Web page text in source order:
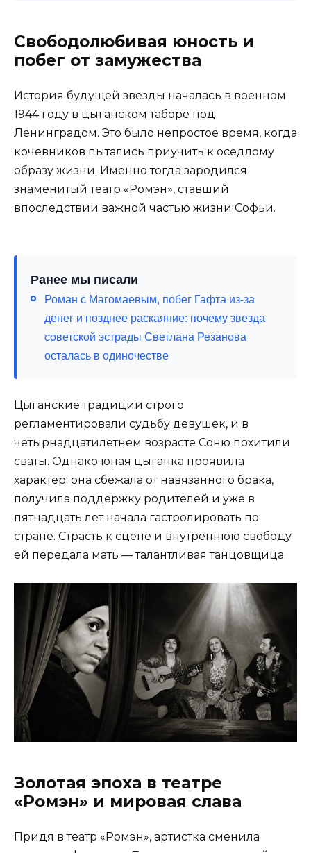
Свободолюбивая юность и
побег от замужества
История будущей звезды началась в военном
1944 году в цыганском таборе под
Ленинградом. Это было непростое время, когда
кочевников пытались приучить к оседлому
образу жизни. Именно тогда зародился
знаменитый театр «Ромэн», ставший
впоследствии важной частью жизни Софьи.
Ранее мы писали
Роман с Магомаевым, побег Гафта из-за
денег и позднее раскаяние: почему звезда
советской эстрады Светлана Резанова
осталась в одиночестве
Цыганские традиции строго
регламентировали судьбу девушек, и в
четырнадцатилетнем возрасте Соню похитили
сваты. Однако юная цыганка проявила
характер: она сбежала от навязанного брака,
получила поддержку родителей и уже в
пятнадцать лет начала гастролировать по
стране. Страсть к сцене и внутреннюю свободу
ей передала мать — талантливая танцовщица.
Золотая эпоха в театре
«Ромэн» и мировая слава
Придя в театр «Ромэн», артистка сменила